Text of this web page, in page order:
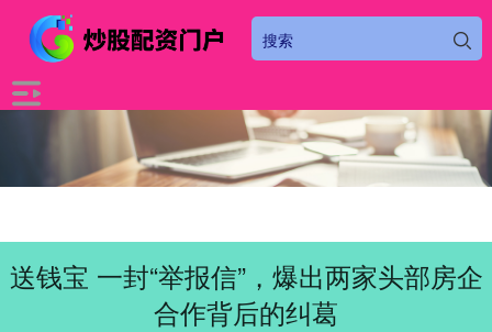
送钱宝 一封“举报信”，爆出两家头部房企
合作背后的纠葛